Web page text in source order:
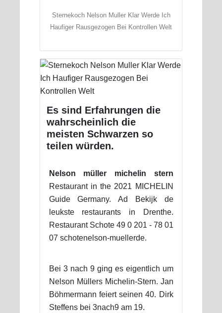
Sternekoch Nelson Muller Klar Werde Ich
Haufiger Rausgezogen Bei Kontrollen Welt
Es sind Erfahrungen die
wahrscheinlich die
meisten Schwarzen so
teilen würden.
Nelson müller michelin stern
Restaurant in the 2021 MICHELIN
Guide Germany. Ad Bekijk de
leukste restaurants in Drenthe.
Restaurant Schote 49 0 201 - 78 01
07 schotenelson-muellerde.
Bei 3 nach 9 ging es eigentlich um
Nelson Müllers Michelin-Stern. Jan
Böhmermann feiert seinen 40. Dirk
Steffens bei 3nach9 am 19.